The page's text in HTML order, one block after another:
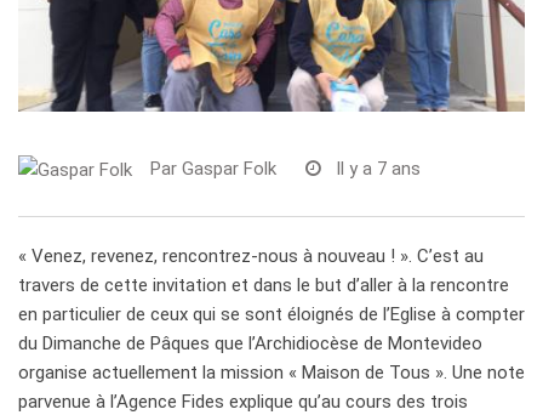
Par Gaspar Folk Il y a 7 ans
« Venez, revenez, rencontrez-nous à nouveau ! ». C’est au
travers de cette invitation et dans le but d’aller à la rencontre
en particulier de ceux qui se sont éloignés de l’Eglise à compter
du Dimanche de Pâques que l’Archidiocèse de Montevideo
organise actuellement la mission « Maison de Tous ». Une note
parvenue à l’Agence Fides explique qu’au cours des trois